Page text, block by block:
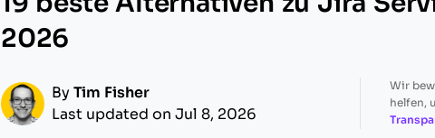
2026
By Tim Fisher
Last updated on Jul 8, 2026
Wir
helfen,